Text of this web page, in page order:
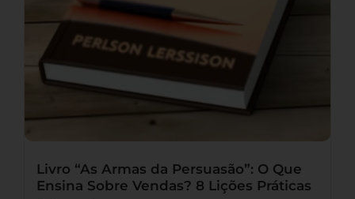
Livro “As Armas da Persuasão”: O Que
Ensina Sobre Vendas? 8 Lições Práticas